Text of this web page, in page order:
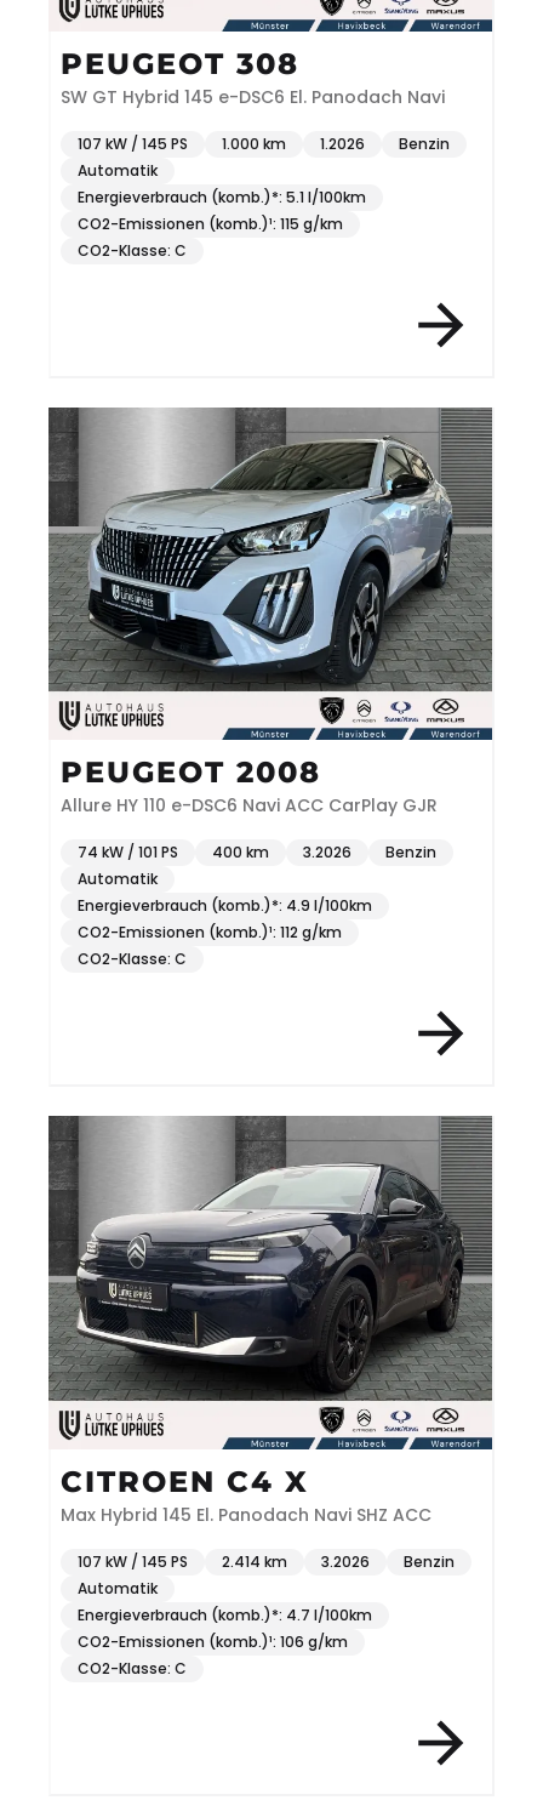
PEUGEOT 308
SW GT Hybrid 145 e-DSC6 El. Panodach Navi
107 kW / 145 PS 1.000 km 1.2026
Benzin
Automatik
Energieverbrauch (komb.)*: 5.1 l/100km
CO2-Emissionen (komb.)¹: 115 g/km
CO2-Klasse: C
PEUGEOT 2008
Allure HY 110 e-DSC6 Navi ACC CarPlay GJR
74 kW / 101 PS 400 km 3.2026
Benzin
Automatik
Energieverbrauch (komb.)*: 4.9 l/100km
CO2-Emissionen (komb.)¹: 112 g/km
CO2-Klasse: C
CITROEN C4 X
Max Hybrid 145 El. Panodach Navi SHZ ACC
107 kW / 145 PS 2.414 km 3.2026
Benzin
Automatik
Energieverbrauch (komb.)*: 4.7 l/100km
CO2-Emissionen (komb.)¹: 106 g/km
CO2-Klasse: C